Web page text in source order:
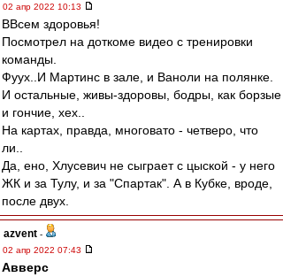
02 апр 2022 10:13
ВВсем здоровья!
Посмотрел на доткоме видео с тренировки
команды.
Фуух..И Мартинс в зале, и Ваноли на полянке.
И остальные, живы-здоровы, бодры, как борзые
и гончие, хех..
На картах, правда, многовато - четверо, что
ли..
Да, ено, Хлусевич не сыграет с цыской - у него
ЖК и за Тулу, и за "Спартак". А в Кубке, вроде,
после двух.
azvent -
02 апр 2022 07:43
Авверс